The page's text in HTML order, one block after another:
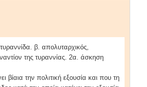
β. απολυταρχικός,
της τυραννίας. 2α. άσκηση
την πολιτική εξουσία και που τη